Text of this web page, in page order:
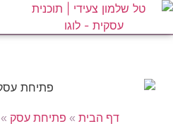
דף הבית » פתיחת עסק »